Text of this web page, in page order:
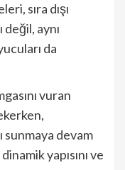
sıra dışı
aynı
da
vuran
sunmaya devam
yapısını ve